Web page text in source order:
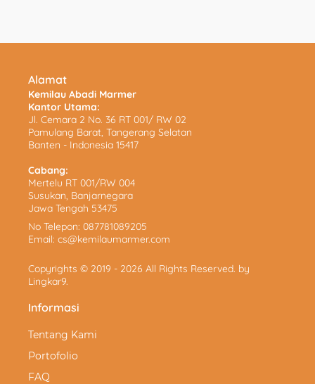
Alamat
Kemilau Abadi Marmer
Kantor Utama:
Jl. Cemara 2 No. 36 RT 001/ RW 02
Pamulang Barat, Tangerang Selatan
Banten - Indonesia 15417
Cabang:
Mertelu RT 001/RW 004
Susukan, Banjarnegara
Jawa Tengah 53475
No Telepon: 087781089205
Email: cs@kemilaumarmer.com
Copyrights © 2019 - 2026 All Rights Reserved. by
Lingkar9.
Informasi
Tentang Kami
Portofolio
FAQ